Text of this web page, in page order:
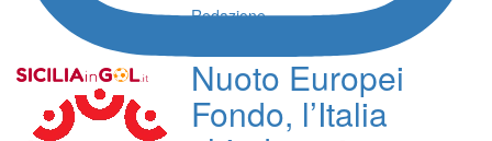
Redazione
Nuoto Europei
Fondo, l’Italia